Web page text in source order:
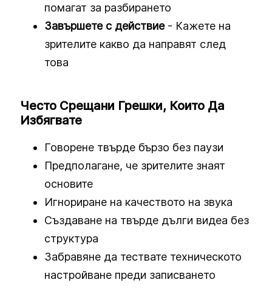
помагат за разбирането
Завършете с действие- Кажете на
зрителите какво да направят след
това
Често Срещани Грешки, Които Да
Избягвате
Говорене твърде бързо без паузи
Предполагане, че зрителите знаят
основите
Игнориране на качеството на звука
Създаване на твърде дълги видеа без
структура
Забравяне да тествате техническото
настройване преди записването